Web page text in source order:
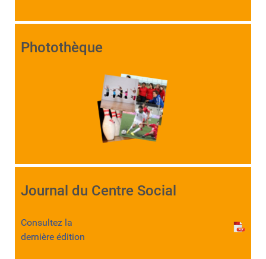
Photothèque
Journal du Centre Social
Consultez la
dernière édition